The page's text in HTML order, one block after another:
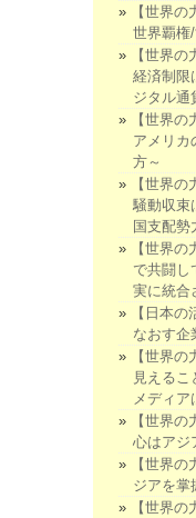
【世界
世界覇権
【世界
経済制限
ジタル通
【世界
アメリカ
方～
【世界
騒動収束
国支配勢
【世界
で共闘し
実に統合
【日本
なおす企
【世界
見えるこ
メディア
【世界
心はアジ
【世界
ジアを掌
【世界